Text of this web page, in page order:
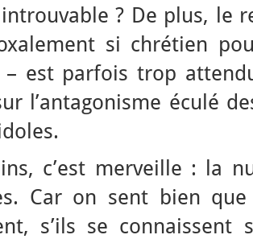
? De plus, le
si chrétien
– est parfois trop
l’antagonisme éculé
c’est merveille : la
Car on sent bien
s’ils se